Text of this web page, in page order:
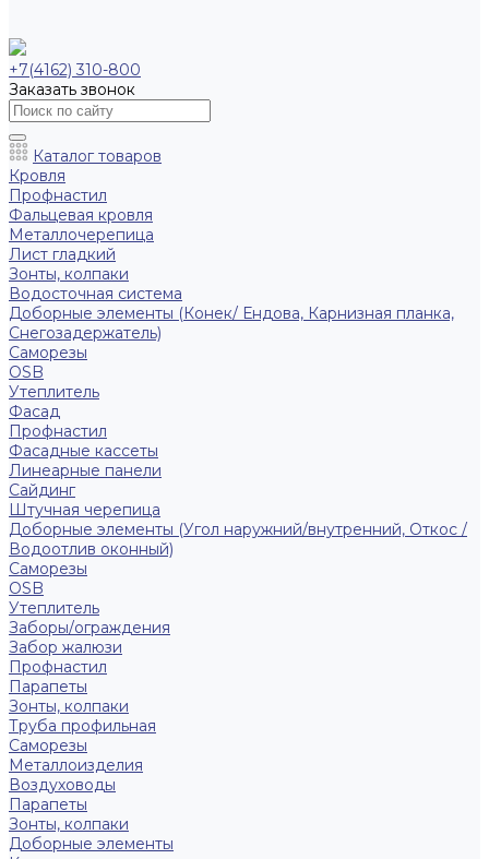
+7(4162) 310-800
Заказать звонок
Каталог товаров
Кровля
Профнастил
Фальцевая кровля
Металлочерепица
Лист гладкий
Зонты, колпаки
Водосточная система
Доборные элементы (Конек/ Ендова, Карнизная планка,
Снегозадержатель)
Саморезы
ОSB
Утеплитель
Фасад
Профнастил
Фасадные кассеты
Линеарные панели
Сайдинг
Штучная черепица
Доборные элементы (Угол наружний/внутренний, Откос /
Водоотлив оконный)
Саморезы
OSB
Утеплитель
Заборы/ограждения
Забор жалюзи
Профнастил
Парапеты
Зонты, колпаки
Труба профильная
Саморезы
Металлоизделия
Воздуховоды
Парапеты
Зонты, колпаки
Доборные элементы